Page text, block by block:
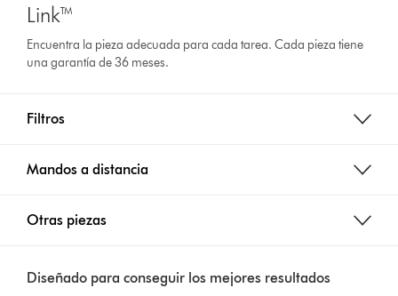
Link™
Encuentra la pieza adecuada para cada tarea. Cada pieza tiene
una garantía de 36 meses.
Filtros
Mandos a distancia
Otras piezas
Diseñado para conseguir los mejores resultados